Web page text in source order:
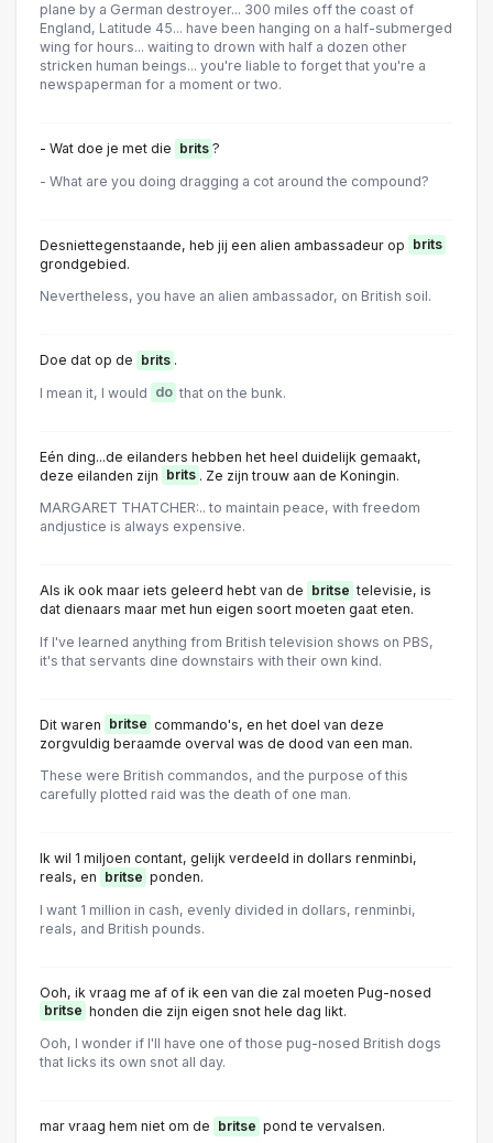
plane by a German destroyer... 300 miles off the coast of
England, Latitude 45... have been hanging on a half-submerged
wing for hours... waiting to drown with half a dozen other
stricken human beings... you're liable to forget that you're a
newspaperman for a moment or two.
- Wat doe je met die brits ?
- What are you doing dragging a cot around the compound?
Desniettegenstaande, heb jij een alien ambassadeur op
brits
grondgebied.
Nevertheless, you have an alien ambassador, on British soil.
Doe dat op de brits .
I mean it, I would do that on the bunk.
Eén ding...de eilanders hebben het heel duidelijk gemaakt,
deze eilanden zijn
brits . Ze zijn trouw aan de Koningin.
MARGARET THATCHER:.. to maintain peace, with freedom
andjustice is always expensive.
Als ik ook maar iets geleerd hebt van de britse televisie, is
dat dienaars maar met hun eigen soort moeten gaat eten.
If I've learned anything from British television shows on PBS,
it's that servants dine downstairs with their own kind.
Dit waren britse commando's, en het doel van deze
zorgvuldig beraamde overval was de dood van een man.
These were British commandos, and the purpose of this
carefully plotted raid was the death of one man.
Ik wil 1 miljoen contant, gelijk verdeeld in dollars renminbi,
reals, en britse ponden.
I want 1 million in cash, evenly divided in dollars, renminbi,
reals, and British pounds.
Ooh, ik vraag me af of ik een van die zal moeten Pug-nosed
britse honden die zijn eigen snot hele dag likt.
Ooh, I wonder if I'll have one of those pug-nosed British dogs
that licks its own snot all day.
mar vraag hem niet om de britse pond te vervalsen.